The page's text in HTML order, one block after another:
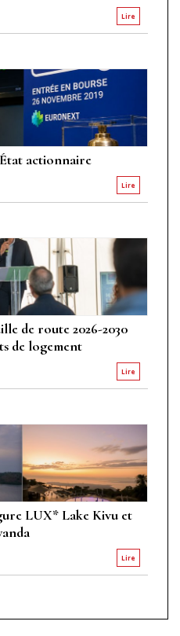
Lire
actionnaire
Lire
de route 2026-2030
de logement
Lire
LUX* Lake Kivu et
Lire